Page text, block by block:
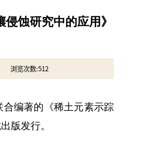
蚀研究中的应用》
浏览次数:512
编著的《稀土元素示踪
版发行。